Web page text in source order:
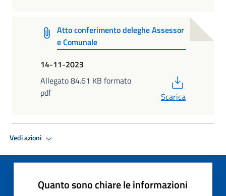
Atto conferimento deleghe Assessor
e Comunale
14-11-2023
Allegato 84.61 KB formato
pdf
Scarica
Vedi azioni
Quanto sono chiare le informazioni